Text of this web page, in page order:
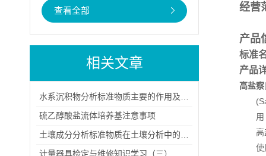
查看全部
相关文章
硫乙醇酸盐流体培养基注意事项
计量器具检定与维修知识学习（三）
经营
产品
标准
产品
高盐
(Salt
用
高盐
使